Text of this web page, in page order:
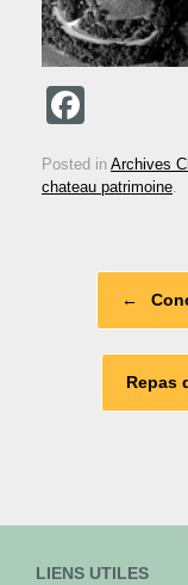
c
o
Posted in Archives
chateau patrimoine.
←
Repas
LIENS UTILES